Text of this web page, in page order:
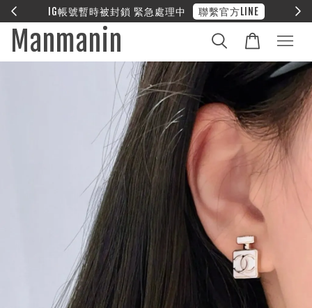
❤︎ 全館滿兩萬享免運
Manmanin